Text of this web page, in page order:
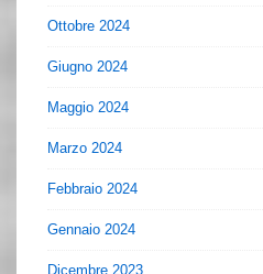
Ottobre 2024
Giugno 2024
Maggio 2024
Marzo 2024
Febbraio 2024
Gennaio 2024
Dicembre 2023